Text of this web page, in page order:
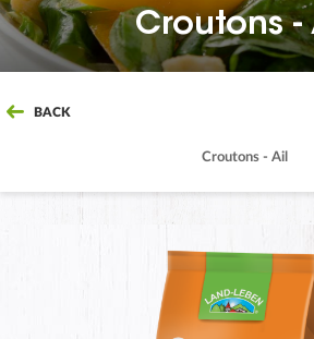
Croutons -
BACK
Croutons - Ail